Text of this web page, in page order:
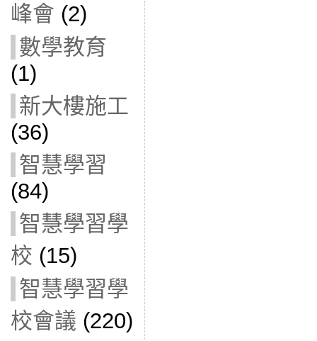
峰會 (2)
數學教育
(1)
新大樓施工
(36)
智慧學習
(84)
智慧學習學
校 (15)
智慧學習學
校會議 (220)